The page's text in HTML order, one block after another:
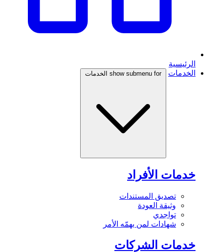
الرئيسية
الخدمات
show submenu for الخدمات
خدمات الأفراد
تصديق المستندات
وثيقة العودة
تواجدي
شهادات لمن يهمّه الأمر
خدمات الشركات